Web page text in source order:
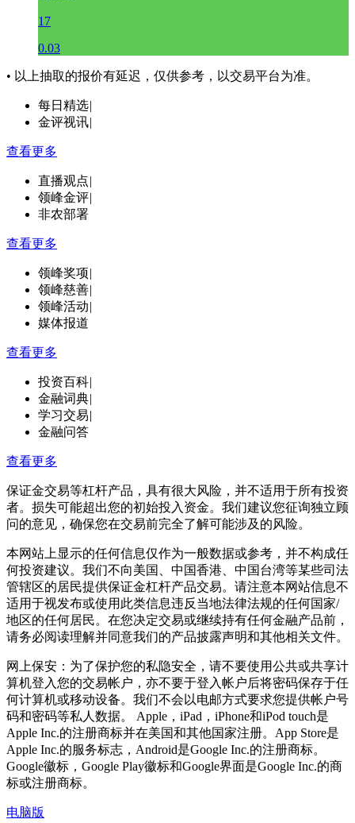
17
0.03
• 以上抽取的报价有延迟，仅供参考，以交易平台为准。
每日精选|
金评视讯|
查看更多
直播观点|
领峰金评|
非农部署
查看更多
领峰奖项|
领峰慈善|
领峰活动|
媒体报道
查看更多
投资百科|
金融词典|
学习交易|
金融问答
查看更多
保证金交易等杠杆产品，具有很大风险，并不适用于所有投资
者。损失可能超出您的初始投入资金。我们建议您征询独立顾
问的意见，确保您在交易前完全了解可能涉及的风险。
本网站上显示的任何信息仅作为一般数据或参考，并不构成任
何投资建议。我们不向美国、中国香港、中国台湾等某些司法
管辖区的居民提供保证金杠杆产品交易。请注意本网站信息不
适用于视发布或使用此类信息违反当地法律法规的任何国家/
地区的任何居民。在您决定交易或继续持有任何金融产品前，
请务必阅读理解并同意我们的产品披露声明和其他相关文件。
网上保安：为了保护您的私隐安全，请不要使用公共或共享计
算机登入您的交易帐户，亦不要于登入帐户后将密码保存于任
何计算机或移动设备。我们不会以电邮方式要求您提供帐户号
码和密码等私人数据。 Apple，iPad，iPhone和iPod touch是
Apple Inc.的注册商标并在美国和其他国家注册。App Store是
Apple Inc.的服务标志，Android是Google Inc.的注册商标。
Google徽标，Google Play徽标和Google界面是Google Inc.的商
标或注册商标。
电脑版